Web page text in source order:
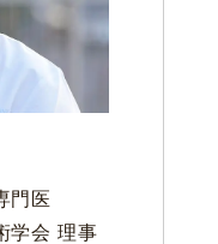
門医
学会 理事